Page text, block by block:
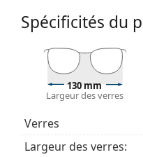
confort de port.
Accessoires
Nous livrons les
Explorez la gamme
des lunettes
Ceci est un dispositif
Spécificités du
130 mm
Largeur des verres
Verres
Largeur des verres: